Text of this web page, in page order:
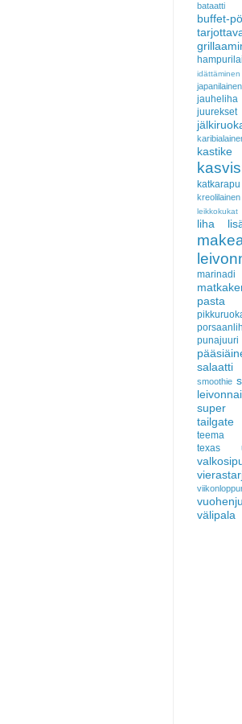
bataatti
buffet-
idättäminen
jauheliha
juurekset
kastike
katkarapu
leikkokukat
liha
marinadi
pasta
punajuuri
salaatti
smoothie
teema
texas
välipala